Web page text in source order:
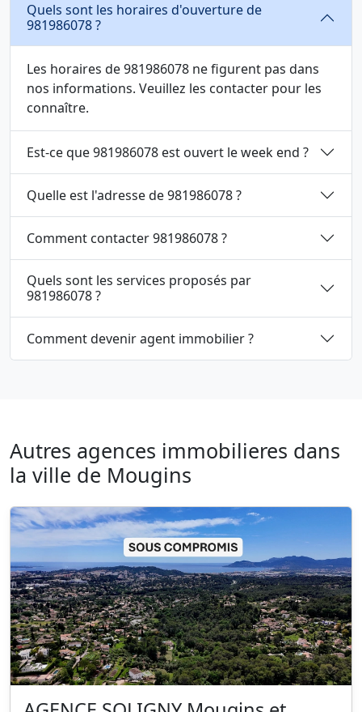
Quels sont les horaires d'ouverture de
981986078 ?
Les horaires de 981986078 ne figurent pas dans
nos informations. Veuillez les contacter pour les
connaître.
Est-ce que 981986078 est ouvert le week end ?
Quelle est l'adresse de 981986078 ?
Comment contacter 981986078 ?
Quels sont les services proposés par
981986078 ?
Comment devenir agent immobilier ?
Autres agences immobilieres dans
la ville de Mougins